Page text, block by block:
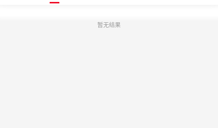
暂无结果